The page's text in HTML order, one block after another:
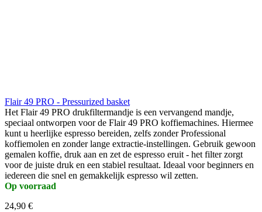
Flair 49 PRO - Pressurized basket
Het Flair 49 PRO drukfiltermandje is een vervangend mandje,
speciaal ontworpen voor de Flair 49 PRO koffiemachines. Hiermee
kunt u heerlijke espresso bereiden, zelfs zonder Professional
koffiemolen en zonder lange extractie-instellingen. Gebruik gewoon
gemalen koffie, druk aan en zet de espresso eruit - het filter zorgt
voor de juiste druk en een stabiel resultaat. Ideaal voor beginners en
iedereen die snel en gemakkelijk espresso wil zetten.
Op voorraad
24,90 €